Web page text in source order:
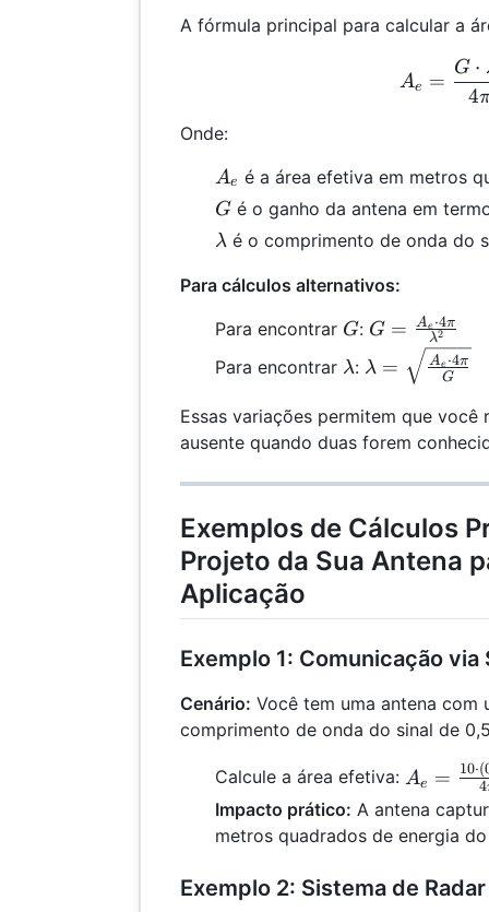
A fórmula principal para calcular a
Ae =
4
G ⋅
Onde:
A_e
Ae é a área efetiva em metros
G
G é o ganho da antena em
\lambda
λ é o comprimento de onda do
Para cálculos alternativos:
Para encontrar G
G: G =
\frac{A_e
\cdot 4 \pi}
G = λ2
A e ⋅4π
Para encontrar \lambda
λ: \lambda =
\cdot 4 \pi}
{G}}
λ = G
Ae ⋅4π
Essas variações permitem que você
ausente quando duas forem
Exemplos de Cálculos
Projeto da Sua Antena
Aplicação
Exemplo 1: Comunicação via
Cenário: Você tem uma antena com
comprimento de onda do sinal de
Calcule a área efetiva: A_e =
\frac{10
\cdot
(0.5)^2}
= 0.199
Ae = 4
10⋅(
Impacto prático: A antena
metros quadrados de energia
Exemplo 2: Sistema de Radar